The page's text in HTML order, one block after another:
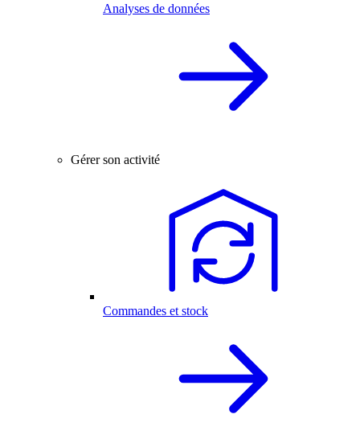
Analyses de données
Gérer son activité
Commandes et stock